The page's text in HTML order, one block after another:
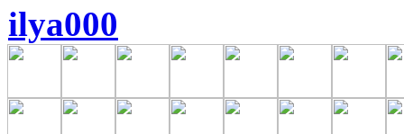
ilya000